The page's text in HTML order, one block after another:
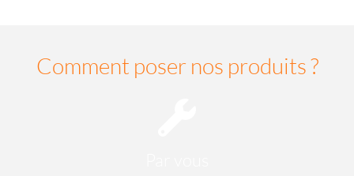
Comment poser nos produits ?